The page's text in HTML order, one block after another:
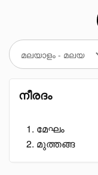
നീരദം
മേഘം
മുത്തങ്ങ